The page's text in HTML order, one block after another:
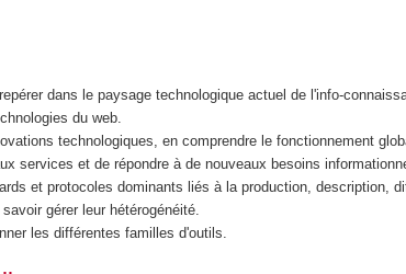
dans le paysage technologique actuel de l'info-
du web.
technologiques, en comprendre le fonctionnement
services et de répondre à de nouveaux besoins
et protocoles dominants liés à la production, description,
gérer leur hétérogénéité.
les différentes familles d'outils.